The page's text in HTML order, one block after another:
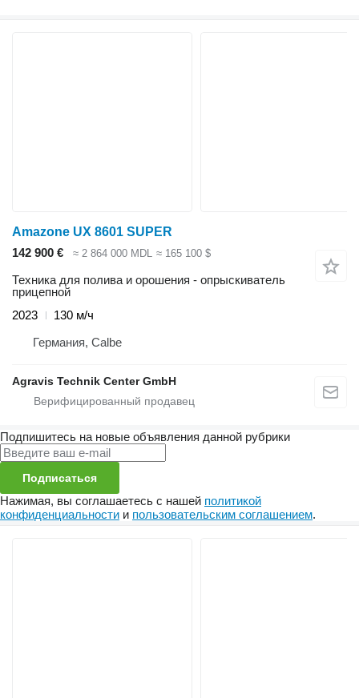
Amazone UX 8601 SUPER
142 900 €
≈ 2 864 000 MDL ≈ 165 100 $
Техника для полива и орошения - опрыскиватель
прицепной
2023
130 м/ч
Германия, Calbe
Agravis Technik Center GmbH
Подпишитесь на новые объявления данной рубрики
Подписаться
Нажимая, вы соглашаетесь с нашей политикой
конфиденциальности и пользовательским соглашением.